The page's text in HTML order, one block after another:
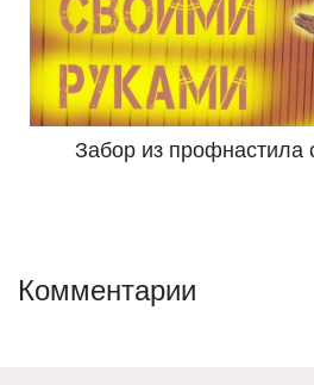
Забор из профнастила
Комментарии